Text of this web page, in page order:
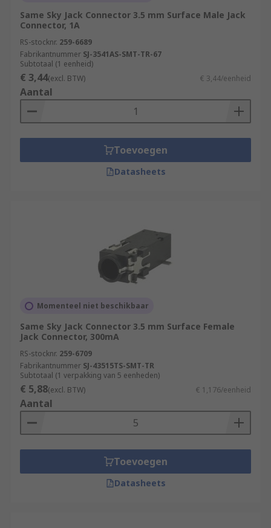
Same Sky Jack Connector 3.5 mm Surface Male Jack
Connector, 1A
RS-stocknr. 259-6689
Fabrikantnummer SJ-3541AS-SMT-TR-67
Subtotaal (1 eenheid)
€ 3,44(excl. BTW) € 3,44/eenheid
Aantal
Toevoegen
Datasheets
Momenteel niet beschikbaar
Same Sky Jack Connector 3.5 mm Surface Female
Jack Connector, 300mA
RS-stocknr. 259-6709
Fabrikantnummer SJ-43515TS-SMT-TR
Subtotaal (1 verpakking van 5 eenheden)
€ 5,88(excl. BTW) € 1,176/eenheid
Aantal
Toevoegen
Datasheets